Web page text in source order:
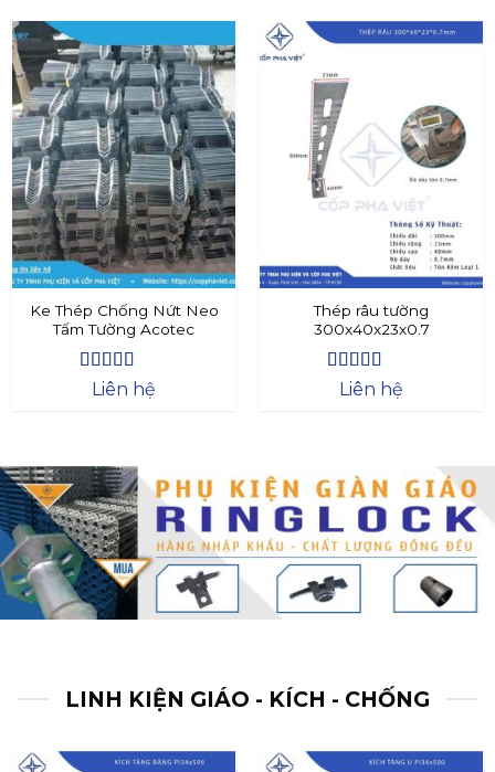
Ke Thép Chống Nứt Neo
Tấm Tường Acotec
Được xếp
Liên hệ
Thép râu tường
300x40x23x0.7
Được xếp
Liên hệ
LINH KIỆN GIÁO - KÍCH - CHỐNG